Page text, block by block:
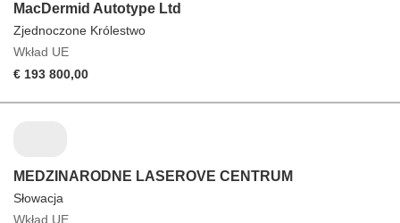
MacDermid Autotype Ltd
Zjednoczone Królestwo
Wkład UE
€ 193 800,00
MEDZINARODNE LASEROVE CENTRUM
Słowacja
Wkład UE